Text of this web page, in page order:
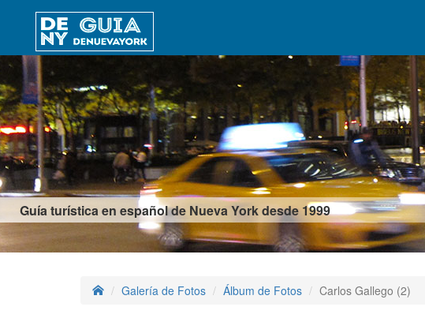
Guía turística en español de Nueva York desde 1999
Galería de Fotos Álbum de Fotos Carlos Gallego (2)